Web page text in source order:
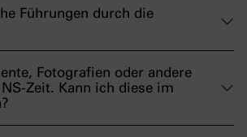
Führungen durch die
Fotografien oder andere
Zeit. Kann ich diese im